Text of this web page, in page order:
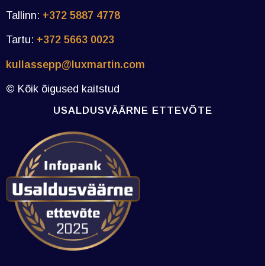
Tallinn: +372 5887 4778
Tartu: +372 5663 0023
kullassepp@luxmartin.com
© Kõik õigused kaitstud
USALDUSVÄÄRNE ETTEVÕTE